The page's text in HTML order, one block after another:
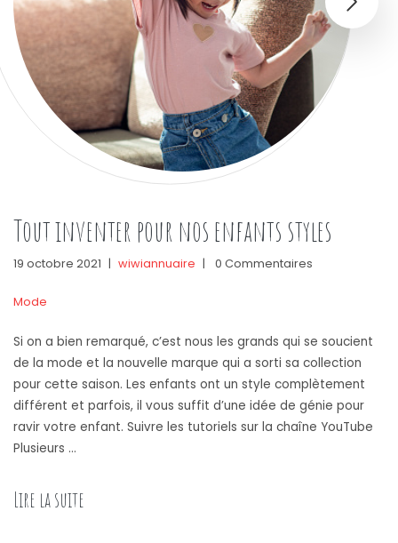
Tout inventer pour nos enfants styles
19 octobre 2021 | wiwiannuaire | 0 Commentaires
Mode
Si on a bien remarqué, c’est nous les grands qui se soucient
de la mode et la nouvelle marque qui a sorti sa collection
pour cette saison. Les enfants ont un style complètement
différent et parfois, il vous suffit d’une idée de génie pour
ravir votre enfant. Suivre les tutoriels sur la chaîne YouTube
Plusieurs …
Lire la suite